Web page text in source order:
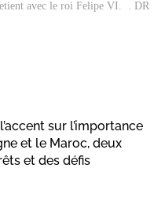
avec le roi Felipe VI. . DR
sur l’importance
et le Maroc, deux
et des défis